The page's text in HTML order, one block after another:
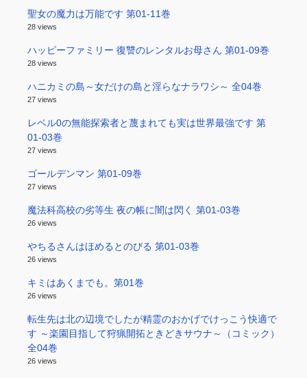
聖女の魔力は万能です 第01-11巻
28 views
ハッピーファミリー 復讐のレンタルお母さん 第01-09巻
28 views
ハニカミの島～女だけの島と淫らなナラワシ～ 全04巻
27 views
レベル0の無能探索者と蔑まれても実は世界最強です 第
01-03巻
27 views
ゴールデンマン 第01-09巻
27 views
魔法科高校の劣等生 夜の帳に闇は閃く 第01-03巻
26 views
やちるさんはほめるとのびる 第01-03巻
26 views
キミはあくまでも。第01巻
26 views
転生先は北の辺境でしたが精霊のおかげでけっこう快適で
す ～楽園目指して狩猟開拓ときどきサウナ～（コミック）
全04巻
26 views